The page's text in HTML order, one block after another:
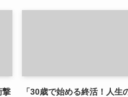
撃
「30歳で始める終活！人生